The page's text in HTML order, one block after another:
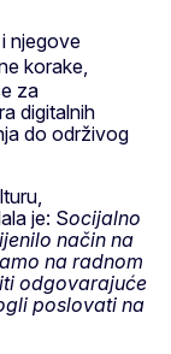
i njegove
korake,
za
digitalnih
do održivog
je: Socijalno
način na
na radnom
odgovarajuće
poslovati na